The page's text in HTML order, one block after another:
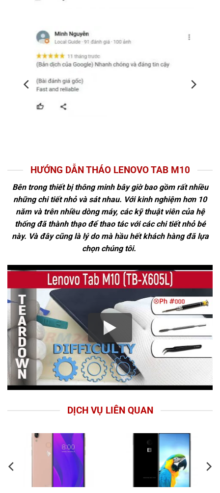
HƯỚNG DẪN THÁO LENOVO TAB M10
Bên trong thiết bị thông minh bây giờ bao gồm rất nhiều
những chi tiết nhỏ và sát nhau. Với kinh nghiệm hơn 10
năm và trên nhiều dòng máy, các kỹ thuật viên của hệ
thống đã thành thạo để thao tác với các chi tiết nhỏ bé
này. Và đây cũng là lý do mà hầu hết khách hàng đã lựa
chọn chúng tôi.
DỊCH VỤ LIÊN QUAN